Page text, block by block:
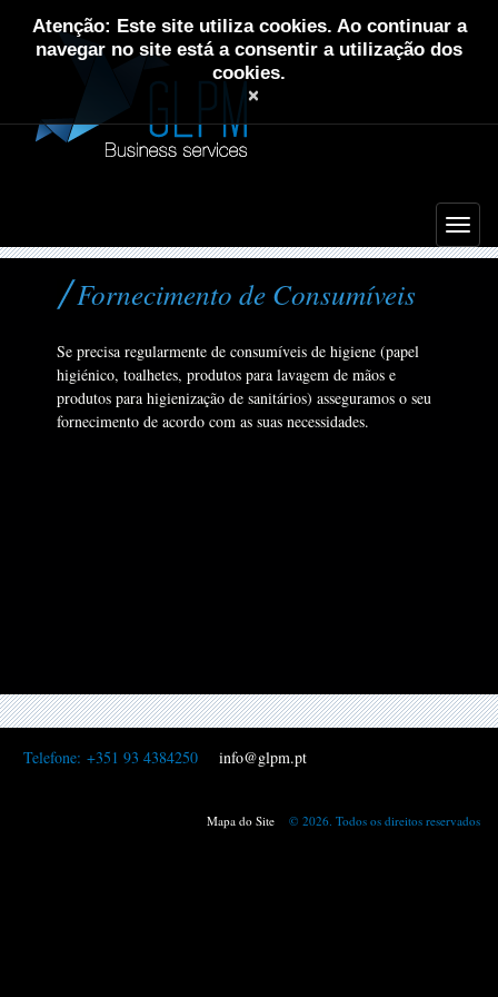
Fornecimento de Consumíveis
Se precisa regularmente de consumíveis de higiene (papel
higiénico, toalhetes, produtos para lavagem de mãos e
produtos para higienização de sanitários) asseguramos o seu
fornecimento de acordo com as suas necessidades.
Telefone: +351 93 4384250 info@glpm.pt
Mapa do Site © 2026. Todos os direitos reservados
Atenção: Este site utiliza cookies. Ao continuar a
navegar no site está a consentir a utilização dos
cookies.
×